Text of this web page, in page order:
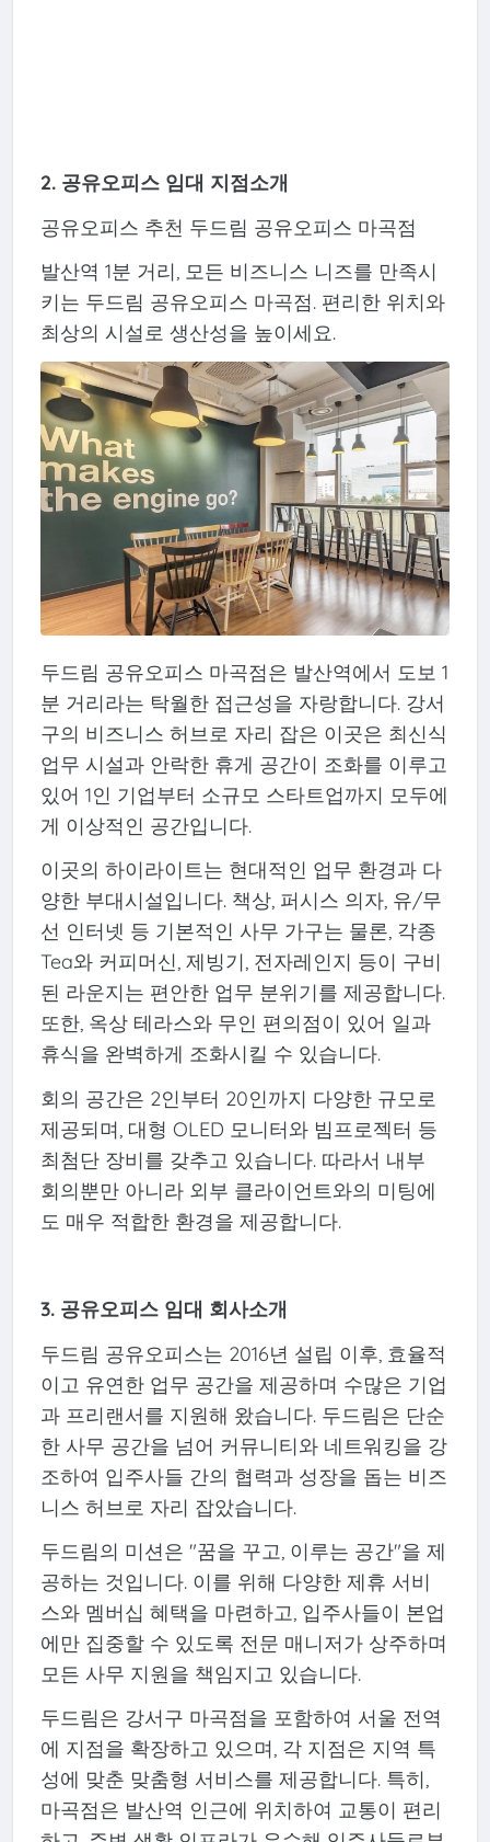
2. 공유오피스 임대 지점소개
공유오피스 추천 두드림 공유오피스 마곡점
발산역 1분 거리, 모든 비즈니스 니즈를 만족시
키는 두드림 공유오피스 마곡점. 편리한 위치와
최상의 시설로 생산성을 높이세요.
두드림 공유오피스 마곡점은 발산역에서 도보 1
분 거리라는 탁월한 접근성을 자랑합니다. 강서
구의 비즈니스 허브로 자리 잡은 이곳은 최신식
업무 시설과 안락한 휴게 공간이 조화를 이루고
있어 1인 기업부터 소규모 스타트업까지 모두에
게 이상적인 공간입니다.
이곳의 하이라이트는 현대적인 업무 환경과 다
양한 부대시설입니다. 책상, 퍼시스 의자, 유/무
선 인터넷 등 기본적인 사무 가구는 물론, 각종
Tea와 커피머신, 제빙기, 전자레인지 등이 구비
된 라운지는 편안한 업무 분위기를 제공합니다.
또한, 옥상 테라스와 무인 편의점이 있어 일과
휴식을 완벽하게 조화시킬 수 있습니다.
회의 공간은 2인부터 20인까지 다양한 규모로
제공되며, 대형 OLED 모니터와 빔프로젝터 등
최첨단 장비를 갖추고 있습니다. 따라서 내부
회의뿐만 아니라 외부 클라이언트와의 미팅에
도 매우 적합한 환경을 제공합니다.
3. 공유오피스 임대 회사소개
두드림 공유오피스는 2016년 설립 이후, 효율적
이고 유연한 업무 공간을 제공하며 수많은 기업
과 프리랜서를 지원해 왔습니다. 두드림은 단순
한 사무 공간을 넘어 커뮤니티와 네트워킹을 강
조하여 입주사들 간의 협력과 성장을 돕는 비즈
니스 허브로 자리 잡았습니다.
두드림의 미션은 "꿈을 꾸고, 이루는 공간"을 제
공하는 것입니다. 이를 위해 다양한 제휴 서비
스와 멤버십 혜택을 마련하고, 입주사들이 본업
에만 집중할 수 있도록 전문 매니저가 상주하며
모든 사무 지원을 책임지고 있습니다.
두드림은 강서구 마곡점을 포함하여 서울 전역
에 지점을 확장하고 있으며, 각 지점은 지역 특
성에 맞춘 맞춤형 서비스를 제공합니다. 특히,
마곡점은 발산역 인근에 위치하여 교통이 편리